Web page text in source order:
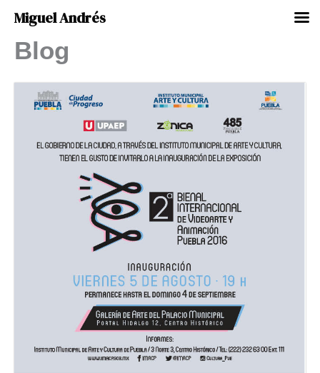
Blog
Miguel Andrés